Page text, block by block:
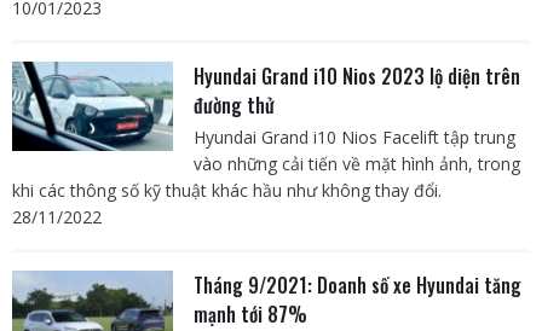
10/01/2023
Hyundai Grand i10 Nios 2023 lộ diện trên
đường thử
Hyundai Grand i10 Nios Facelift tập trung
vào những cải tiến về mặt hình ảnh, trong
khi các thông số kỹ thuật khác hầu như không thay đổi.
28/11/2022
Tháng 9/2021: Doanh số xe Hyundai tăng
mạnh tới 87%